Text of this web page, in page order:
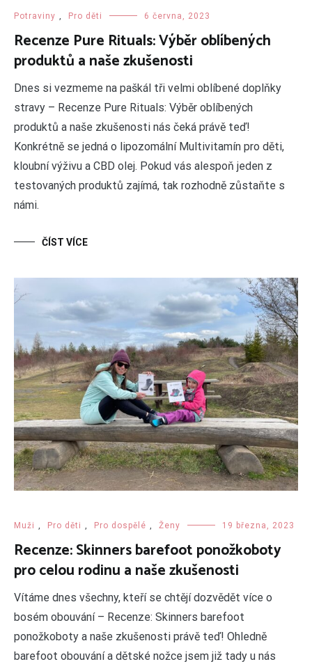
Potraviny , Pro děti 6 června, 2023
Recenze Pure Rituals: Výběr oblíbených
produktů a naše zkušenosti
Dnes si vezmeme na paškál tři velmi oblíbené doplňky
stravy – Recenze Pure Rituals: Výběr oblíbených
produktů a naše zkušenosti nás čeká právě teď!
Konkrétně se jedná o lipozomální Multivitamín pro děti,
kloubní výživu a CBD olej. Pokud vás alespoň jeden z
testovaných produktů zajímá, tak rozhodně zůstaňte s
námi.
ČÍST VÍCE
Muži , Pro děti , Pro dospělé , Ženy 19 března, 2023
Recenze: Skinners barefoot ponožkoboty
pro celou rodinu a naše zkušenosti
Vítáme dnes všechny, kteří se chtějí dozvědět více o
bosém obouvání – Recenze: Skinners barefoot
ponožkoboty a naše zkušenosti právě teď! Ohledně
barefoot obouvání a dětské nožce jsem již tady u nás